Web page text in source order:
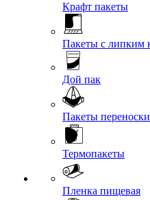
Крафт пакеты
Пакеты с липким
Дой пак
Пакеты переноски
Термопакеты
Пленка пищевая